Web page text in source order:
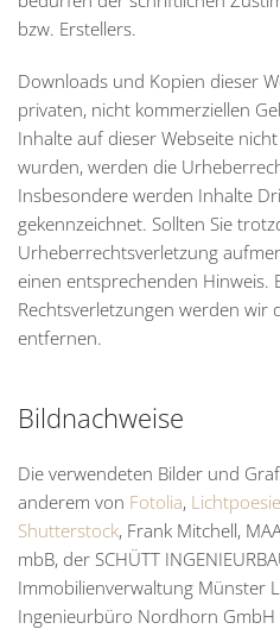
bzw. Erstellers.
Downloads und Kopien dieser
privaten, nicht kommerziellen
Inhalte auf dieser Webseite
wurden, werden die
Insbesondere werden Inhalte
gekennzeichnet. Sollten Sie
Urheberrechtsverletzung
einen entsprechenden Hinweis.
Rechtsverletzungen werden wir
entfernen.
Bildnachweise
Die verwendeten Bilder und
anderem von Fotolia, Lichtpoesie
Shutterstock, Frank Mitchell,
mbB, der SCHÜTT
Immobilienverwaltung Münster
Ingenieurbüro Nordhorn GmbH